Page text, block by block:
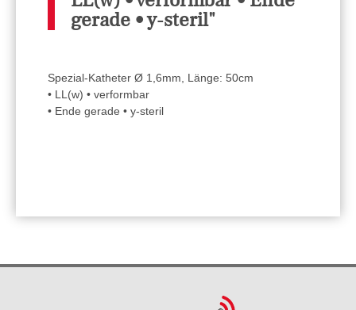
gerade • y-steril"
Spezial-Katheter Ø 1,6mm, Länge: 50cm
• LL(w) • verformbar
• Ende gerade • y-steril